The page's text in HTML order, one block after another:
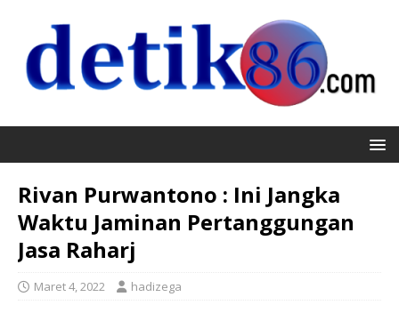
Rivan Purwantono : Ini Jangka
Waktu Jaminan Pertanggungan
Jasa Raharj
Maret 4, 2022 hadizega